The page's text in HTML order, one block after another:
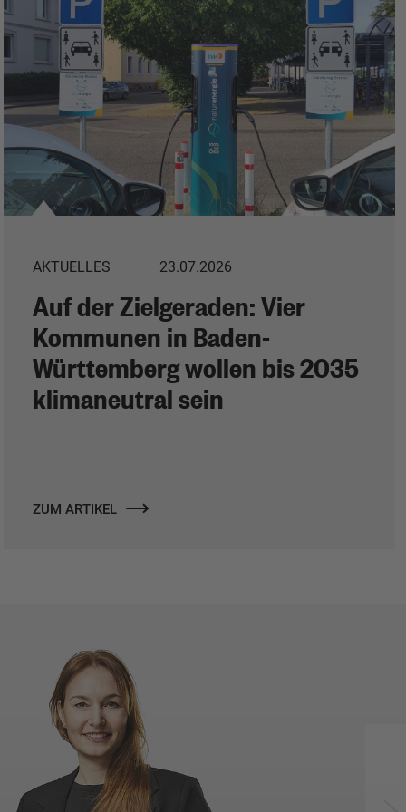
AKTUELLES 23.07.2026
Auf der Zielgeraden: Vier
Kommunen in Baden-
Württemberg wollen bis 2035
klimaneutral sein
ZUM ARTIKEL